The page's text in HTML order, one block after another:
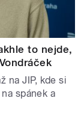
to nejde,
na JIP, kde si
spánek a